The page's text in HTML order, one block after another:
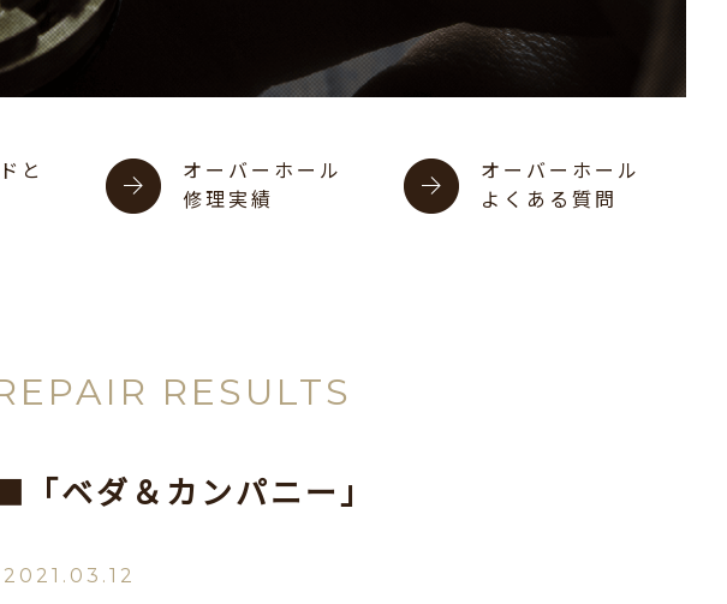
と
オーバーホール
修理実績
オーバーホール
よくある質問
RESULTS
■「ベダ＆カンパニー」
2021.03.12